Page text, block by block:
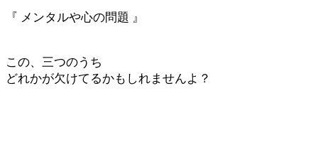
『 メンタルや心の問題 』
この、三つのうち
どれかが欠けてるかもしれませんよ？